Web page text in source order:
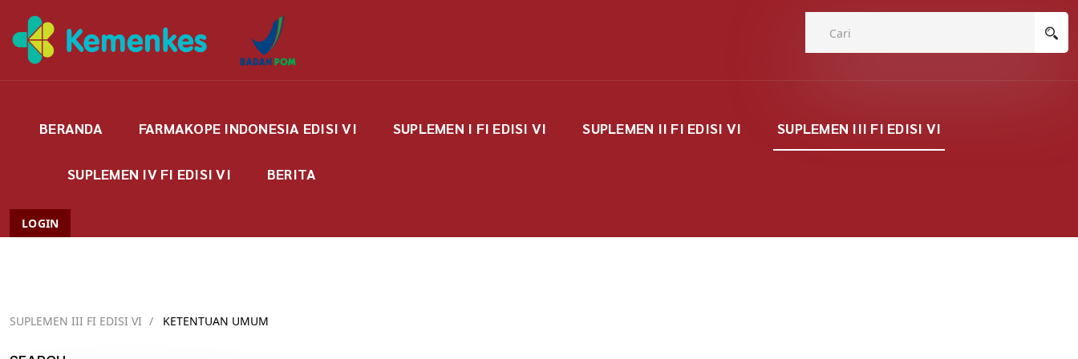
BERANDA FARMAKOPE INDONESIA EDISI VI SUPLEMEN I FI EDISI VI SUPLEMEN II FI EDISI VI SUPLEMEN III FI EDISI VI
SUPLEMEN IV FI EDISI VI BERITA
LOGIN
SUPLEMEN III FI EDISI VI / KETENTUAN UMUM